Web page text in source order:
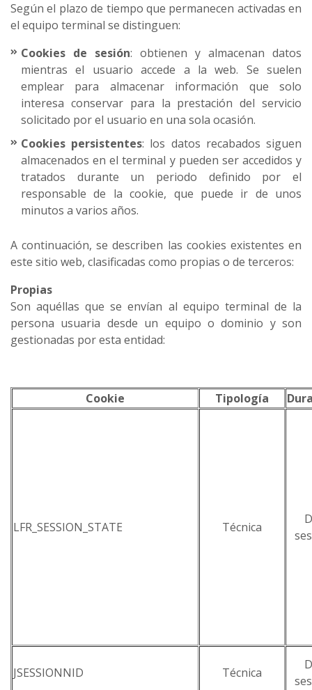
Según el plazo de tiempo que permanecen activadas en
el equipo terminal se distinguen:
Cookies de sesión: obtienen y almacenan datos
mientras el usuario accede a la web. Se suelen
emplear para almacenar información que solo
interesa conservar para la prestación del servicio
solicitado por el usuario en una sola ocasión.
Cookies persistentes: los datos recabados siguen
almacenados en el terminal y pueden ser accedidos y
tratados durante un periodo definido por el
responsable de la cookie, que puede ir de unos
minutos a varios años.
A continuación, se describen las cookies existentes en
este sitio web, clasificadas como propias o de terceros:
Propias
Son aquéllas que se envían al equipo terminal de la
persona usuaria desde un equipo o dominio y son
gestionadas por esta entidad:
Cookie Tipología
LFR_SESSION_STATE Técnica
JSESSIONNID Técnica